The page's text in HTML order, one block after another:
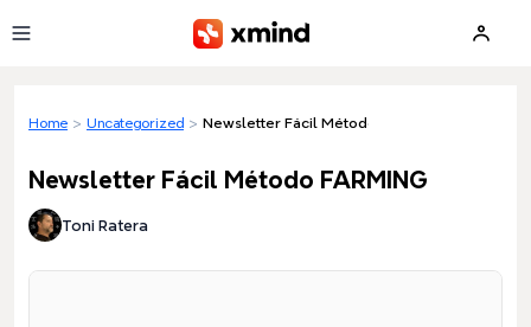
Home > Uncategorized > Newsletter Fácil Método FARMING
Newsletter Fácil Método FARMING
Toni Ratera